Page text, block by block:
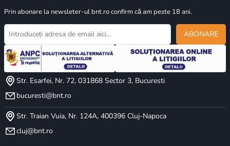
Prin abonare la newsleter-ul bnt.ro confirm că am peste 18 ani.
ABONARE
Str. Esarfei, Nr. 72, 031868 Sector 3, Bucuresti
bucuresti@bnt.ro
Str. Traian Vuia, Nr. 124A, 400396 Cluj-Napoca
cluj@bnt.ro